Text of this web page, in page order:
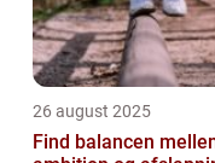
26 august 2025
Find balancen